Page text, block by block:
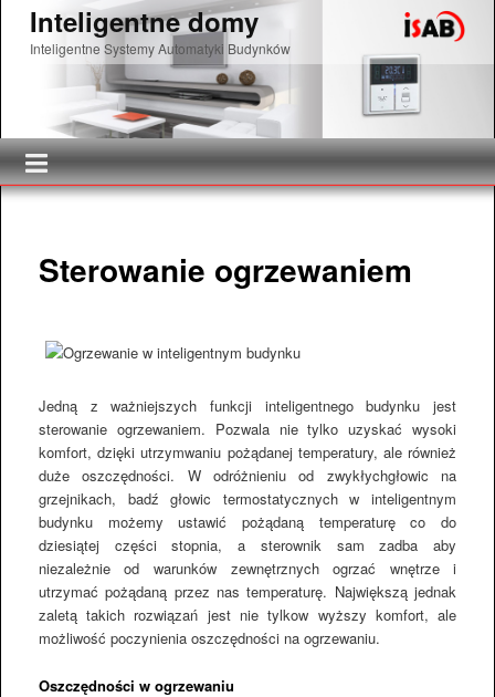
Inteligentne domy
Inteligentne Systemy Automatyki Budynków
Główne menu
Przeskocz do tekstu
Przeskocz do widgetów
Sterowanie ogrzewaniem
Jedną z ważniejszych funkcji inteligentnego budynku jest
sterowanie ogrzewaniem. Pozwala nie tylko uzyskać wysoki
komfort, dzięki utrzymwaniu pożądanej temperatury, ale również
duże oszczędności. W odróżnieniu od zwykłychgłowic na
grzejnikach, badź głowic termostatycznych w inteligentnym
budynku możemy ustawić pożądaną temperaturę co do
dziesiątej części stopnia, a sterownik sam zadba aby
niezależnie od warunków zewnętrznych ogrzać wnętrze i
utrzymać pożądaną przez nas temperaturę. Największą jednak
zaletą takich rozwiązań jest nie tylkow wyższy komfort, ale
możliwość poczynienia oszczędności na ogrzewaniu.
Oszczędności w ogrzewaniu